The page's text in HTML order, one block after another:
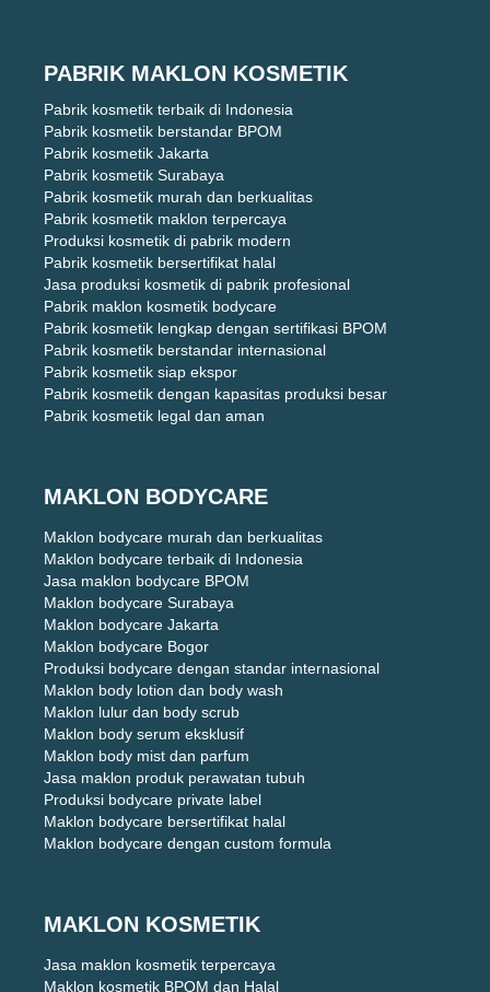
PABRIK MAKLON KOSMETIK
Pabrik kosmetik terbaik di Indonesia
Pabrik kosmetik berstandar BPOM
Pabrik kosmetik Jakarta
Pabrik kosmetik Surabaya
Pabrik kosmetik murah dan berkualitas
Pabrik kosmetik maklon terpercaya
Produksi kosmetik di pabrik modern
Pabrik kosmetik bersertifikat halal
Jasa produksi kosmetik di pabrik profesional
Pabrik maklon kosmetik bodycare
Pabrik kosmetik lengkap dengan sertifikasi BPOM
Pabrik kosmetik berstandar internasional
Pabrik kosmetik siap ekspor
Pabrik kosmetik dengan kapasitas produksi besar
Pabrik kosmetik legal dan aman
MAKLON BODYCARE
Maklon bodycare murah dan berkualitas
Maklon bodycare terbaik di Indonesia
Jasa maklon bodycare BPOM
Maklon bodycare Surabaya
Maklon bodycare Jakarta
Maklon bodycare Bogor
Produksi bodycare dengan standar internasional
Maklon body lotion dan body wash
Maklon lulur dan body scrub
Maklon body serum eksklusif
Maklon body mist dan parfum
Jasa maklon produk perawatan tubuh
Produksi bodycare private label
Maklon bodycare bersertifikat halal
Maklon bodycare dengan custom formula
MAKLON KOSMETIK
Jasa maklon kosmetik terpercaya
Maklon kosmetik BPOM dan Halal